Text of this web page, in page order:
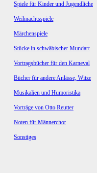
Spiele für Kinder und Jugendliche
Weihnachtsspiele
Märchenspiele
Stücke in schwäbischer Mundart
Vortragsbücher für den Karneval
Bücher für andere Anlässe, Witze
Musikalien und Humoristika
Vorträge von Otto Reutter
Noten für Männerchor
Sonstiges